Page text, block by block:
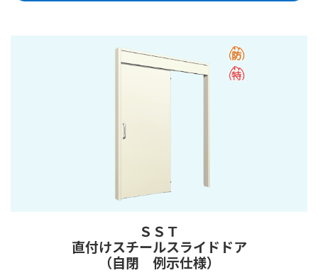
ＳＳＴ
直付けスチールスライドドア
（自閉 例示仕様）